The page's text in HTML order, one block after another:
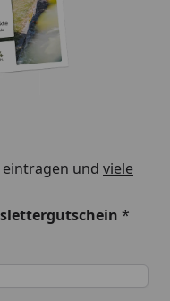
eintragen und viele
*